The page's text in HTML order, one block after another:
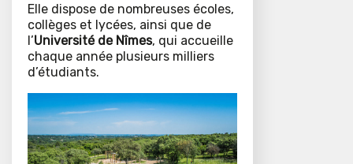
Elle dispose de nombreuses écoles,
collèges et lycées, ainsi que de
l’Université de Nîmes, qui accueille
chaque année plusieurs milliers
d’étudiants.